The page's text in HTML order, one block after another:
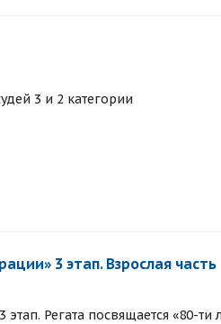
3 и 2 категории
3 этап. Взрослая часть
Регата посвящается «80-ти